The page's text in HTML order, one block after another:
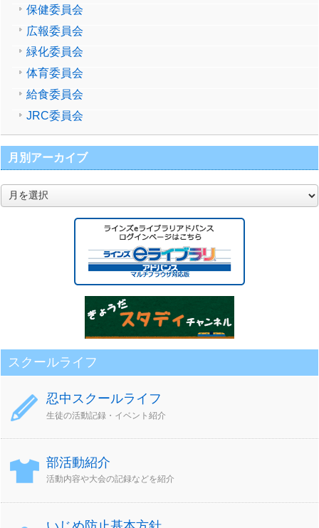
保健委員会
広報委員会
緑化委員会
体育委員会
給食委員会
JRC委員会
月別アーカイブ
月
別
スクールライフ
忍中スクールライフ
生徒の活動記録・イベント紹介
部活動紹介
活動内容や大会の記録などを紹介